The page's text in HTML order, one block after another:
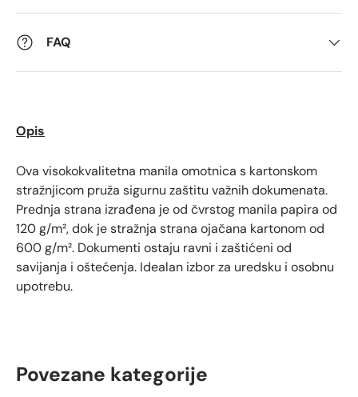
FAQ
Opis
Ova visokokvalitetna manila omotnica s kartonskom
stražnjicom pruža sigurnu zaštitu važnih dokumenata.
Prednja strana izrađena je od čvrstog manila papira od
120 g/m², dok je stražnja strana ojačana kartonom od
600 g/m². Dokumenti ostaju ravni i zaštićeni od
savijanja i oštećenja. Idealan izbor za uredsku i osobnu
upotrebu.
Povezane kategorije